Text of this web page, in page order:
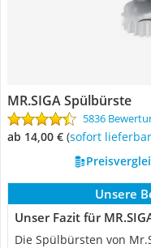
MR.SIGA Spülbürste
5836
ab 14,00 € ( Sofort lieferbar
Unsere
Unser Fazit für
Die Spülbürsten von